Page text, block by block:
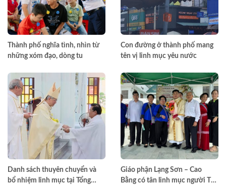
Thành phố nghĩa tình, nhìn từ
những xóm đạo, dòng tu
Con đường ở thành phố mang
tên vị linh mục yêu nước
Danh sách thuyên chuyển và
bổ nhiệm linh mục tại Tổng
Giáo phận Lạng Sơn – Cao
Bằng có tân linh mục người Tày